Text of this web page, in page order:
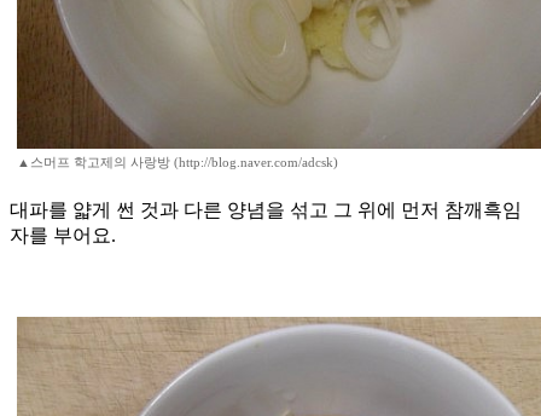
▲스머프 학고제의 사랑방 (http://blog.naver.com/adcsk)
대파를 얇게 썬 것과 다른 양념을 섞고 그 위에 먼저 참깨흑임
자를 부어요.